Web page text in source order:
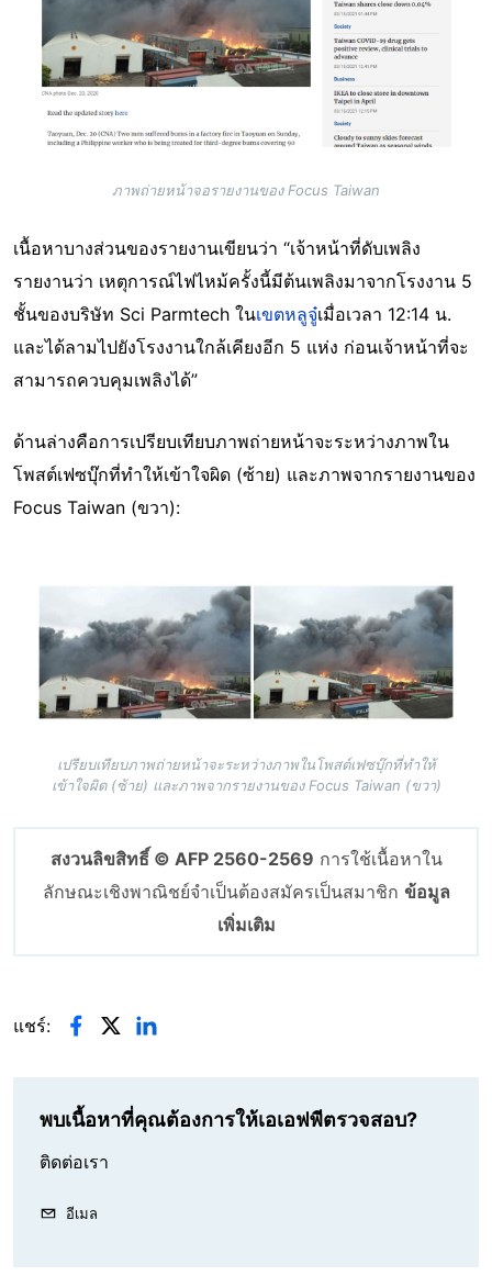
ภาพถ่ายหน้าจอรายงานของ Focus Taiwan
เนื้อหาบางส่วนของรายงานเขียนว่า “เจ้าหน้าที่ดับเพลิง
รายงานว่า เหตุการณ์ไฟไหม้ครั้งนี้มีต้นเพลิงมาจากโรงงาน 5
ชั้นของบริษัท Sci Parmtech ในเขตหลูจู๋เมื่อเวลา 12:14 น.
และได้ลามไปยังโรงงานใกล้เคียงอีก 5 แห่ง ก่อนเจ้าหน้าที่จะ
สามารถควบคุมเพลิงได้”
ด้านล่างคือการเปรียบเทียบภาพถ่ายหน้าจะระหว่างภาพใน
โพสต์เฟซบุ๊กที่ทำให้เข้าใจผิด (ซ้าย) และภาพจากรายงานของ
Focus Taiwan (ขวา):
เปรียบเทียบภาพถ่ายหน้าจะระหว่างภาพในโพสต์เฟซบุ๊กที่ทำให้
เข้าใจผิด (ซ้าย) และภาพจากรายงานของ Focus Taiwan (ขวา)
สงวนลิขสิทธิ์ © AFP 2560-2569 การใช้เนื้อหาใน
ลักษณะเชิงพาณิชย์จำเป็นต้องสมัครเป็นสมาชิก ข้อมูล
เพิ่มเติม
แชร์:
พบเนื้อหาที่คุณต้องการให้เอเอฟพีตรวจสอบ?
ติดต่อเรา
อีเมล